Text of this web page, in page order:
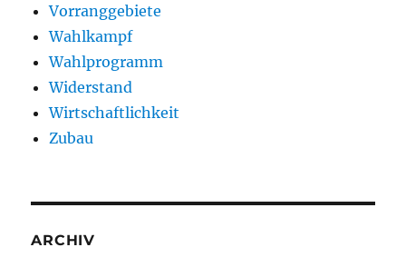
Vorranggebiete
Wahlkampf
Wahlprogramm
Widerstand
Wirtschaftlichkeit
Zubau
ARCHIV